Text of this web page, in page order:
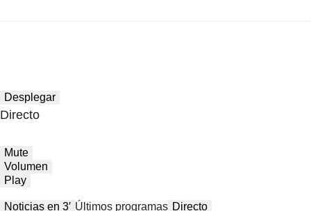
Desplegar
Directo
Mute
Volumen
Play
Noticias en 3′ Últimos programas Directo